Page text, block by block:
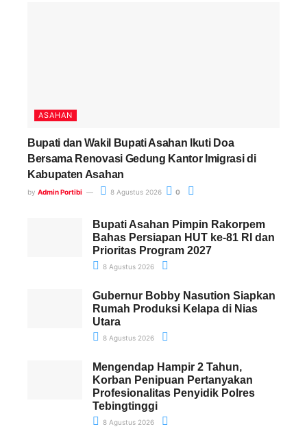
ASAHAN
Bupati dan Wakil Bupati Asahan Ikuti Doa
Bersama Renovasi Gedung Kantor Imigrasi di
Kabupaten Asahan
by Admin Portibi 8 Agustus 2026 0
Bupati Asahan Pimpin Rakorpem
Bahas Persiapan HUT ke-81 RI dan
Prioritas Program 2027
8 Agustus 2026
Gubernur Bobby Nasution Siapkan
Rumah Produksi Kelapa di Nias
Utara
8 Agustus 2026
Mengendap Hampir 2 Tahun,
Korban Penipuan Pertanyakan
Profesionalitas Penyidik Polres
Tebingtinggi
8 Agustus 2026